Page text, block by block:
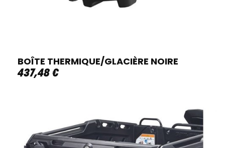
BOÎTE THERMIQUE/GLACIÈRE NOIRE
437,48 €